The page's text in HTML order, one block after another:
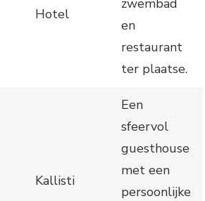
Hotel
zwembad
en
restaurant
ter plaatse.
Kallisti
Een
sfeervol
guesthouse
met een
persoonlijke